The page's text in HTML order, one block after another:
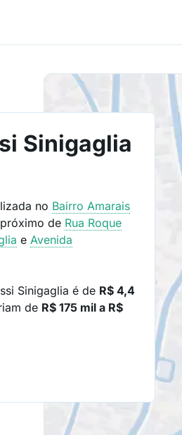
Sinigaglia
no BairroAmarais
de Rua Roque
eAvenida
Sinigaglia é de R$ 4,4
de R$ 175 mil a R$